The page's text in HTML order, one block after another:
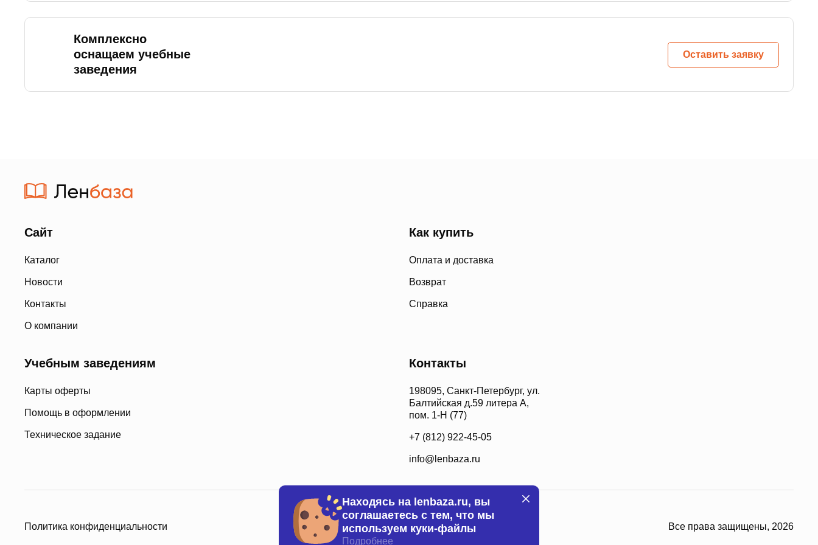
Комплексно
оснащаем учебные
заведения
Оставить заявку
Сайт
Каталог
Новости
Контакты
О компании
Как купить
Оплата и доставка
Возврат
Справка
Учебным заведениям
Карты оферты
Помощь в оформлении
Техническое задание
Контакты
198095, Санкт-Петербург, ул.
Балтийская д.59 литера А,
пом. 1-Н (77)
+7 (812) 922-45-05
info@lenbaza.ru
Политика конфиденциальности Все права защищены, 2026
Находясь на lenbaza.ru, вы
соглашаетесь с тем, что мы
используем куки-файлы
Подробнее